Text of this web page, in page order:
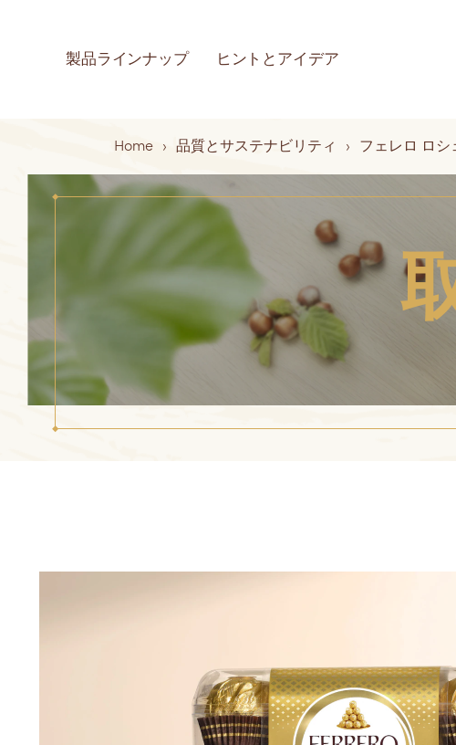
MAIN NAVIGATION
製品ラインナップ
製品を
ヒントとアイデア
インス
ション
ぞ
すべてのヒントとア
見る
フェレ
ェにつ
フェレロ ロシェにつ
て見る
品質と
ナビリ
ついての
情報
品質とサステナビリテ
いてすべて見る
Breadcrumb
Home 品質とサステナビリティ フェレロ ロシ